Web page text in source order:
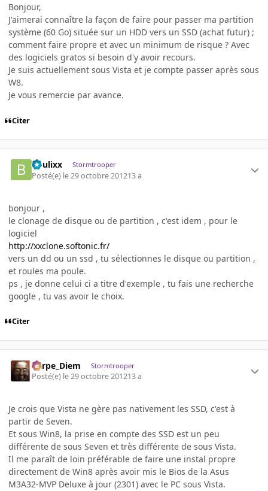
Bonjour,
J'aimerai connaître la façon de faire pour passer ma partition
système (60 Go) située sur un HDD vers un SSD (achat futur) ;
comment faire propre et avec un minimum de risque ? Avec
des logiciels gratos si besoin d'y avoir recours.
Je suis actuellement sous Vista et je compte passer après sous
W8.
Je vous remercie par avance.
Citer
boulixx Stormtrooper
Posté(e) le 29 octobre 201213 a
bonjour ,
le clonage de disque ou de partition , c'est idem , pour le
logiciel
http://xxclone.softonic.fr/
vers un dd ou un ssd , tu sélectionnes le disque ou partition ,
et roules ma poule.
ps , je donne celui ci a titre d'exemple , tu fais une recherche
google , tu vas avoir le choix.
Citer
Carpe_Diem Stormtrooper
Posté(e) le 29 octobre 201213 a
Je crois que Vista ne gère pas nativement les SSD, c'est à
partir de Seven.
Et sous Win8, la prise en compte des SSD est un peu
différente de sous Seven et très différente de sous Vista.
Il me paraît de loin préférable de faire une instal propre
directement de Win8 après avoir mis le Bios de la Asus
M3A32-MVP Deluxe à jour (2301) avec le PC sous Vista.